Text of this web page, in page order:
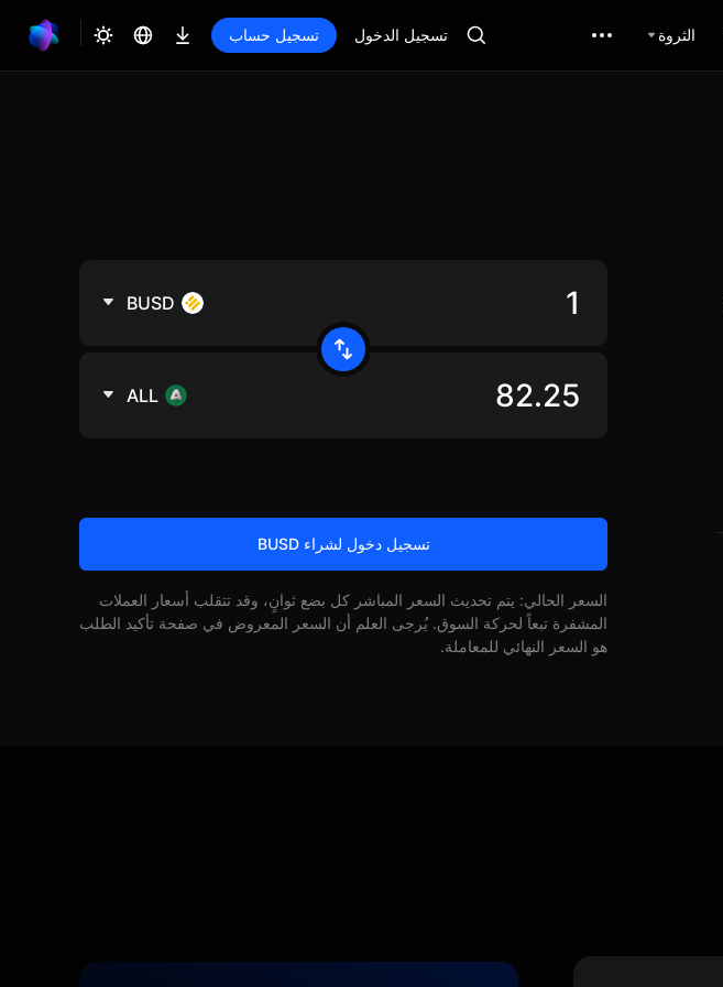
الثروة تسجيل الدخول تسجيل حساب
BUSD
ALL
تسجيل دخول لشراء BUSD
السعر الحالي: يتم تحديث السعر المباشر كل بضع ثوانٍ، وقد تتقلب أسعار العملات
المشفرة تبعاً لحركة السوق. يُرجى العلم أن السعر المعروض في صفحة تأكيد الطلب
هو السعر النهائي للمعاملة.